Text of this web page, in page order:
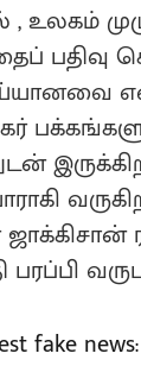
உலகம்
fake